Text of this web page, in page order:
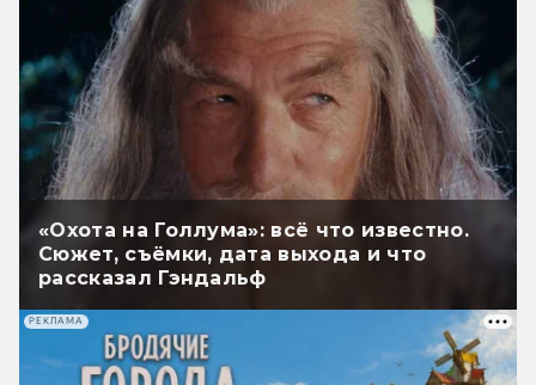
«Охота на Голлума»: всё что известно.
Сюжет, съёмки, дата выхода и что
рассказал Гэндальф
РЕКЛАМА